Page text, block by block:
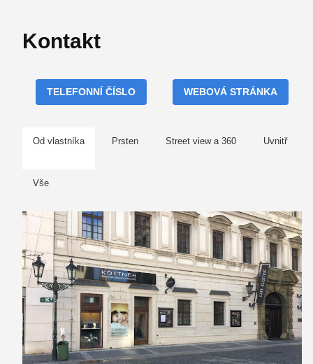
Kontakt
TELEFONNÍ ČÍSLO WEBOVÁ STRÁNKA
Od vlastníka Prsten Street view a 360 Uvnitř
Vše